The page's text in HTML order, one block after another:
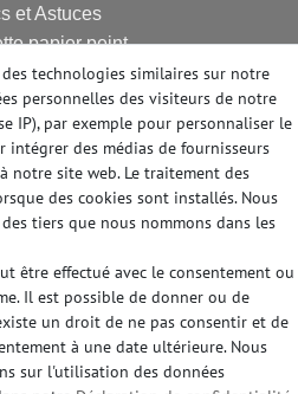
et Astuces
papier peint
RENOVATION
de rénovation
intissé lisse
rénovation
Vlies
sans structur
technologies similaires sur notre
personnelles des visiteurs de notre
IP), par exemple pour personnaliser le
des médias de fournisseurs
notre site web. Le traitement des
des cookies sont installés. Nous
tiers que nous nommons dans les
être effectué avec le consentement ou
Il est possible de donner ou de
un droit de ne pas consentir et de
à une date ultérieure. Nous
sur l'utilisation des données